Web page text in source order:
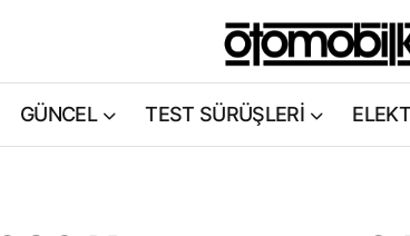
GÜNCEL TEST SÜRÜŞLERİ